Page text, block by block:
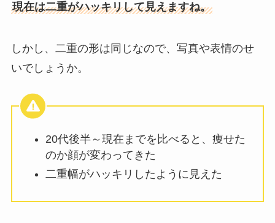
現在は二重がハッキリして見えますね。
しかし、二重の形は同じなので、写真や表情のせ
いでしょうか。
20代後半～現在までを比べると、痩せた
のか顔が変わってきた
二重幅がハッキリしたように見えた